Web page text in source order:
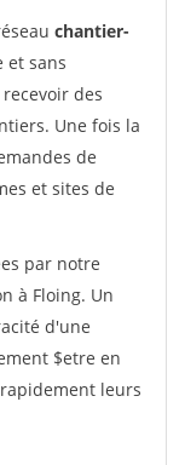
chantier-
et sans
des
Une fois la
de
et sites de
par notre
à Floing. Un
d'une
$etre en
leurs